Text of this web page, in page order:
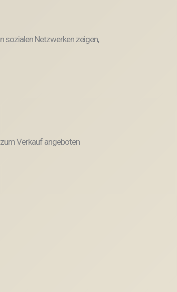
sozialen Netzwerken zeigen,
Verkauf angeboten